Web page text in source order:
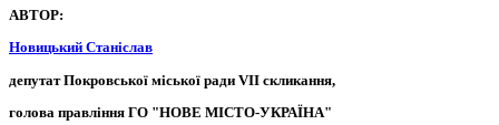
АВТОР:
Новицький Станіслав
депутат Покровської міської ради VII скликання,
голова правління ГО "НОВЕ МІСТО-УКРАЇНА"